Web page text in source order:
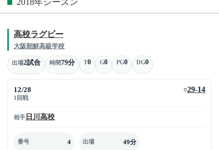
高校ラグビー
大阪朝鮮高級学校
出場2試合 時間79分 T0 G0 PG0 DG0
12/28
1回戦
○29-14
相手 日川高校
番号 4 出場 49分